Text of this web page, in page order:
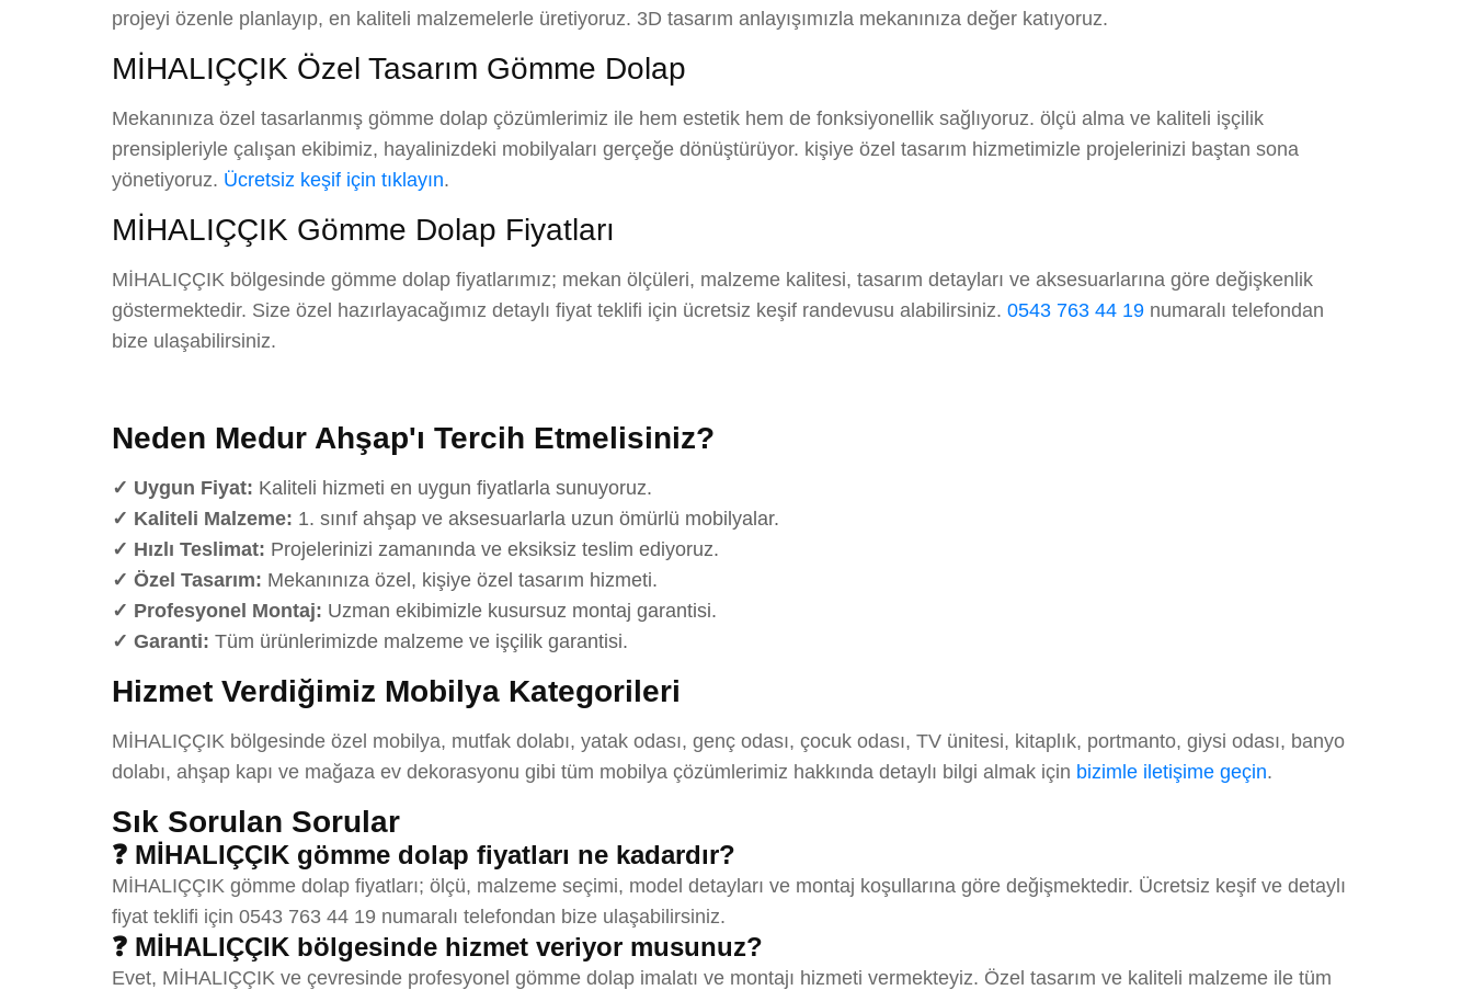
projeyi özenle planlayıp, en kaliteli malzemelerle üretiyoruz. 3D tasarım anlayışımızla mekanınıza değer katıyoruz.
MİHALIÇÇIK Özel Tasarım Gömme Dolap
Mekanınıza özel tasarlanmış gömme dolap çözümlerimiz ile hem estetik hem de fonksiyonellik sağlıyoruz. ölçü alma ve kaliteli işçilik
prensipleriyle çalışan ekibimiz, hayalinizdeki mobilyaları gerçeğe dönüştürüyor. kişiye özel tasarım hizmetimizle projelerinizi baştan sona
yönetiyoruz. Ücretsiz keşif için tıklayın.
MİHALIÇÇIK Gömme Dolap Fiyatları
MİHALIÇÇIK bölgesinde gömme dolap fiyatlarımız; mekan ölçüleri, malzeme kalitesi, tasarım detayları ve aksesuarlarına göre değişkenlik
göstermektedir. Size özel hazırlayacağımız detaylı fiyat teklifi için ücretsiz keşif randevusu alabilirsiniz. 0543 763 44 19 numaralı telefondan
bize ulaşabilirsiniz.
Neden Medur Ahşap'ı Tercih Etmelisiniz?
✓ Uygun Fiyat: Kaliteli hizmeti en uygun fiyatlarla sunuyoruz.
✓ Kaliteli Malzeme: 1. sınıf ahşap ve aksesuarlarla uzun ömürlü mobilyalar.
✓ Hızlı Teslimat: Projelerinizi zamanında ve eksiksiz teslim ediyoruz.
✓ Özel Tasarım: Mekanınıza özel, kişiye özel tasarım hizmeti.
✓ Profesyonel Montaj: Uzman ekibimizle kusursuz montaj garantisi.
✓ Garanti: Tüm ürünlerimizde malzeme ve işçilik garantisi.
Hizmet Verdiğimiz Mobilya Kategorileri
MİHALIÇÇIK bölgesinde özel mobilya, mutfak dolabı, yatak odası, genç odası, çocuk odası, TV ünitesi, kitaplık, portmanto, giysi odası, banyo
dolabı, ahşap kapı ve mağaza ev dekorasyonu gibi tüm mobilya çözümlerimiz hakkında detaylı bilgi almak için bizimle iletişime geçin.
Sık Sorulan Sorular
❓ MİHALIÇÇIK gömme dolap fiyatları ne kadardır?
MİHALIÇÇIK gömme dolap fiyatları; ölçü, malzeme seçimi, model detayları ve montaj koşullarına göre değişmektedir. Ücretsiz keşif ve detaylı
fiyat teklifi için 0543 763 44 19 numaralı telefondan bize ulaşabilirsiniz.
❓ MİHALIÇÇIK bölgesinde hizmet veriyor musunuz?
Evet, MİHALIÇÇIK ve çevresinde profesyonel gömme dolap imalatı ve montajı hizmeti vermekteyiz. Özel tasarım ve kaliteli malzeme ile tüm